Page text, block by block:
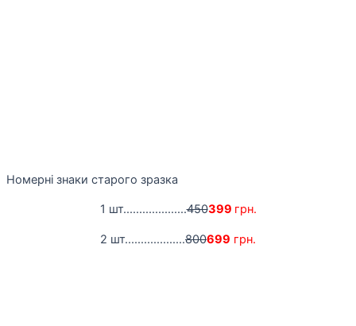
Номерні знаки старого зразка
1 шт....................450399 грн.
2 шт...................800699 грн.